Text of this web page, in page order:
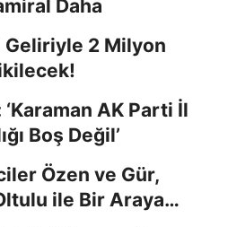
Daha
Geliriyle 2 Milyon
‘Karaman AK Parti İl
Boş Değil’
Özen ve Gür,
ile Bir Araya